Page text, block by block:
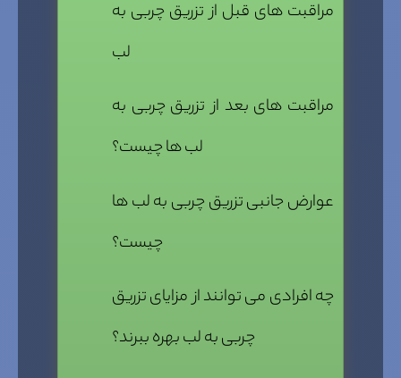
مراقبت های قبل از تزریق چربی به
لب
مراقبت های بعد از تزریق چربی به
لب ها چیست؟
عوارض جانبی تزریق چربی به لب ها
چیست؟
چه افرادی می توانند از مزایای تزریق
چربی به لب بهره ببرند؟